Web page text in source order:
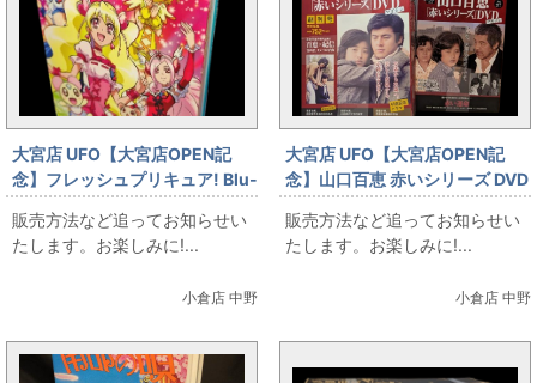
大宮店 UFO【大宮店OPEN記
念】フレッシュプリキュア! Blu-
ray BOX 全2巻セット
販売方法など追ってお知らせい
たします。お楽しみに!...
小倉店 中野
大宮店 UFO【大宮店OPEN記
念】山口百恵 赤いシリーズ DVD
マガジン 全55巻
販売方法など追ってお知らせい
たします。お楽しみに!...
小倉店 中野